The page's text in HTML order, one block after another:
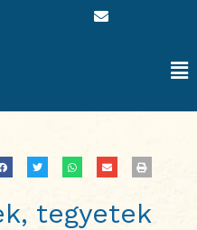
E
n
e
tegyetek